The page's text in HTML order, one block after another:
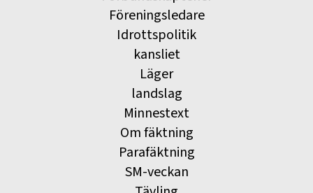
Föreningsledare
Idrottspolitik
kansliet
Läger
landslag
Minnestext
Om fäktning
Parafäktning
SM-veckan